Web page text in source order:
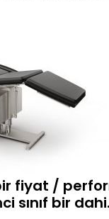
fiyat /
sınıf bir dahi.